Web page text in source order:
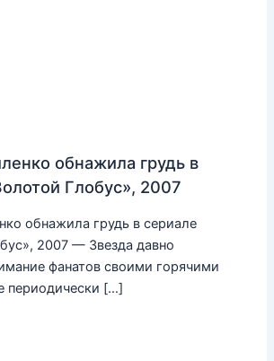
обнажила грудь в
Глобус», 2007
обнажила грудь в сериале
2007 — Звезда давно
фанатов своими горячими
периодически […]